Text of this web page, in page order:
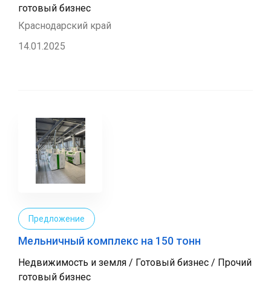
готовый бизнес
Краснодарский край
14.01.2025
Предложение
Мельничный комплекс на 150 тонн
Недвижимость и земля / Готовый бизнес / Прочий
готовый бизнес